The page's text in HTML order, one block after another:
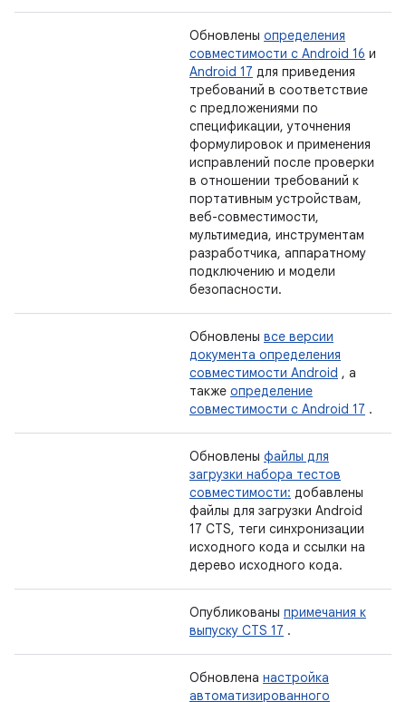
Обновлены определения
совместимости с Android 16 и
Android 17 для приведения
требований в соответствие
с предложениями по
спецификации, уточнения
формулировок и применения
исправлений после проверки
в отношении требований к
портативным устройствам,
веб-совместимости,
мультимедиа, инструментам
разработчика, аппаратному
подключению и модели
безопасности.
Обновлены все версии
документа определения
совместимости Android , а
также определение
совместимости с Android 17 .
Обновлены файлы для
загрузки набора тестов
совместимости: добавлены
файлы для загрузки Android
17 CTS, теги синхронизации
исходного кода и ссылки на
дерево исходного кода.
Опубликованы примечания к
выпуску CTS 17 .
Обновлена ​​настройка
автоматизированного